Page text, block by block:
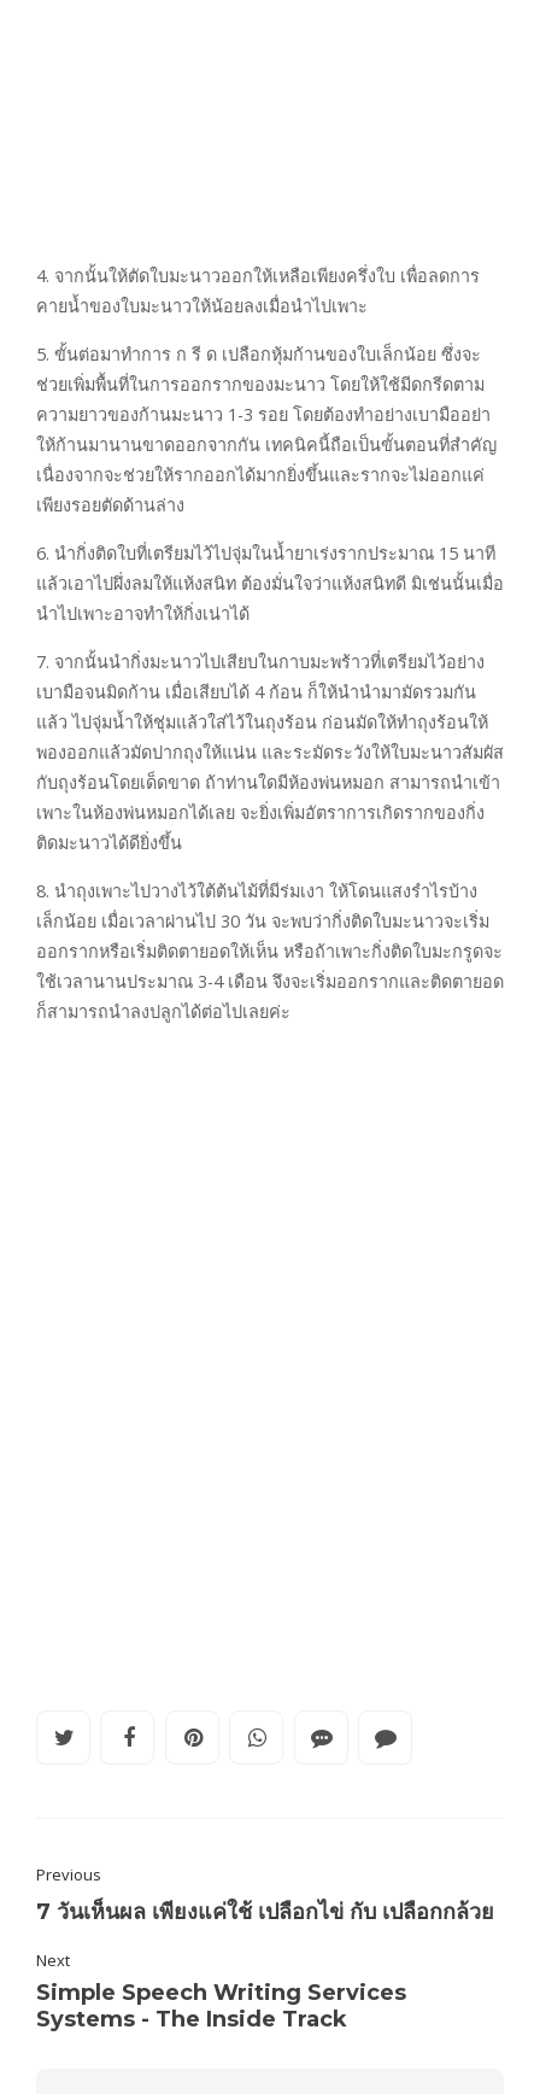
4. จากนั้นให้ตัดใบมะนาวออกให้เหลือเพียงครึ่งใบ เพื่อลดการ
คายน้ำของใบมะนาวให้น้อยลงเมื่อนำไปเพาะ
5. ขั้นต่อมาทำการ ก รี ด เปลือกหุ้มก้านของใบเล็กน้อย ซึ่งจะ
ช่วยเพิ่มพื้นที่ในการออกรากของมะนาว โดยให้ใช้มีดกรีดตาม
ความยาวของก้านมะนาว 1-3 รอย โดยต้องทำอย่างเบามืออย่า
ให้ก้านมานานขาดออกจากกัน เทคนิคนี้ถือเป็นขั้นตอนที่สำคัญ
เนื่องจากจะช่วยให้รากออกได้มากยิ่งขึ้นและรากจะไม่ออกแค่
เพียงรอยตัดด้านล่าง
6. นำกิ่งติดใบที่เตรียมไว้ไปจุ่มในน้ำยาเร่งรากประมาณ 15 นาที
แล้วเอาไปผึ่งลมให้แห้งสนิท ต้องมั่นใจว่าแห้งสนิทดี มิเช่นนั้นเมื่อ
นำไปเพาะอาจทำให้กิ่งเน่าได้
7. จากนั้นนำกิ่งมะนาวไปเสียบในกาบมะพร้าวที่เตรียมไว้อย่าง
เบามือจนมิดก้าน เมื่อเสียบได้ 4 ก้อน ก็ให้นำนำมามัดรวมกัน
แล้ว ไปจุ่มน้ำให้ชุ่มแล้วใส่ไว้ในถุงร้อน ก่อนมัดให้ทำถุงร้อนให้
พองออกแล้วมัดปากถุงให้แน่น และระมัดระวังให้ใบมะนาวสัมผัส
กับถุงร้อนโดยเด็ดขาด ถ้าท่านใดมีห้องพ่นหมอก สามารถนำเข้า
เพาะในห้องพ่นหมอกได้เลย จะยิ่งเพิ่มอัตราการเกิดรากของกิ่ง
ติดมะนาวได้ดียิ่งขึ้น
8. นำถุงเพาะไปวางไว้ใต้ต้นไม้ที่มีร่มเงา ให้โดนแสงรำไรบ้าง
เล็กน้อย เมื่อเวลาผ่านไป 30 วัน จะพบว่ากิ่งติดใบมะนาวจะเริ่ม
ออกรากหรือเริ่มติดตายอดให้เห็น หรือถ้าเพาะกิ่งติดใบมะกรูดจะ
ใช้เวลานานประมาณ 3-4 เดือน จึงจะเริ่มออกรากและติดตายอด
ก็สามารถนำลงปลูกได้ต่อไปเลยค่ะ
Previous
7 วันเห็นผล เพียงแค่ใช้ เปลือกไข่ กับ เปลือกกล้วย
Next
Simple Speech Writing Services
Systems - The Inside Track